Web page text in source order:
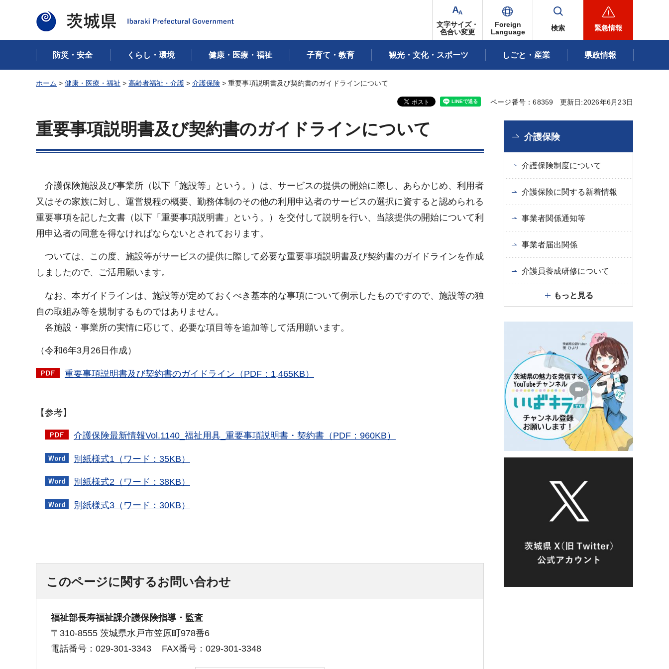
茨城県
文字サイズ・
色合い変更
Foreign
Language
検索 緊急情報
防災・安全 くらし・環境 健康・医療・福祉 子育て・教育 観光・文化・スポーツ しごと・産業 県政情報
ホーム > 健康・医療・福祉 > 高齢者福祉・介護 > 介護保険 > 重要事項説明書及び契約書のガイドラインについて
ページ番号：68359 更新日:2026年6月23日
重要事項説明書及び契約書のガイドラインについて
介護保険施設及び事業所（以下「施設等」という。）は、サービスの提供の開始に際し、あらかじめ、利用者
又はその家族に対し、運営規程の概要、勤務体制のその他の利用申込者のサービスの選択に資すると認められる
重要事項を記した文書（以下「重要事項説明書」という。）を交付して説明を行い、当該提供の開始について利
用申込者の同意を得なければならないとされております。
ついては、この度、施設等がサービスの提供に際して必要な重要事項説明書及び契約書のガイドラインを作成
しましたので、ご活用願います。
なお、本ガイドラインは、施設等が定めておくべき基本的な事項について例示したものですので、施設等の独
自の取組み等を規制するものではありません。
各施設・事業所の実情に応じて、必要な項目等を追加等して活用願います。
（令和6年3月26日作成）
重要事項説明書及び契約書のガイドライン（PDF：1,465KB）
【参考】
介護保険最新情報Vol.1140_福祉用具_重要事項説明書・契約書（PDF：960KB）
別紙様式1（ワード：35KB）
別紙様式2（ワード：38KB）
別紙様式3（ワード：30KB）
このページに関するお問い合わせ
福祉部長寿福祉課介護保険指導・監査
〒310-8555 茨城県水戸市笠原町978番6
電話番号：029-301-3343
FAX番号：029-301-3348
介護保険
介護保険制度について
介護保険に関する新着情報
事業者関係通知等
事業者届出関係
介護員養成研修について
もっと見る